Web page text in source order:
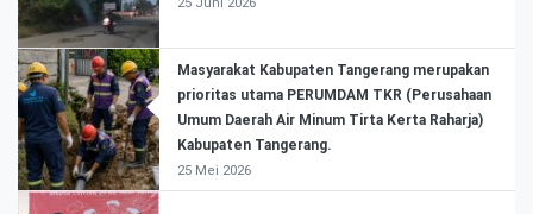
Masyarakat Kabupaten Tangerang merupakan
prioritas utama PERUMDAM TKR (Perusahaan
Umum Daerah Air Minum Tirta Kerta Raharja)
Kabupaten Tangerang.
25 Mei 2026